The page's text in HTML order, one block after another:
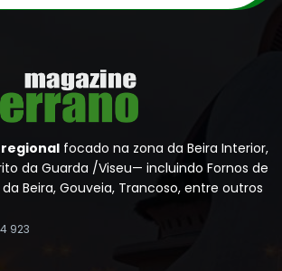
focado na zona da Beira Interior,
da Guarda /Viseu— incluindo Fornos de
Beira, Gouveia, Trancoso, entre outros
923